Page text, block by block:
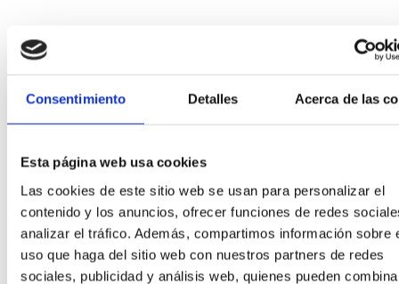
Consentimiento Detalles Acerca de las
Esta página web usa cookies
Las cookies de este sitio web se usan para personalizar el
contenido y los anuncios, ofrecer funciones de redes
analizar el tráfico. Además, compartimos información sobre
uso que haga del sitio web con nuestros partners de redes
sociales, publicidad y análisis web, quienes pueden